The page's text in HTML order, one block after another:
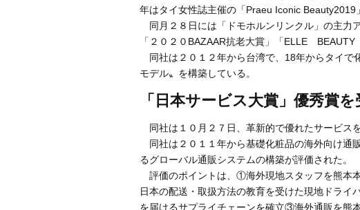
年はタイ女性誌主催の「Praeu Iconic Beauty2019
同月２８日には「ドモホルンリンクル」の主力
「２０２０BAZAAR抗老大賞」「ELLE
同社は２０１２年から台湾で、18年からタイで
モデル〟を構築している。
「日本サービス大賞」優秀賞を
同社は１０月２７日、革新的で優れたサービス
同社は２０１１年から基礎化粧品の海外向け通
るグローバル通販システムの構築が評価された。
評価のポイントは、①海外現地スタッフを熊本
日本の配送・取扱方法の教育を受けた現地ドライ
を届けるサプライチェーンを確立③海外通販を熊